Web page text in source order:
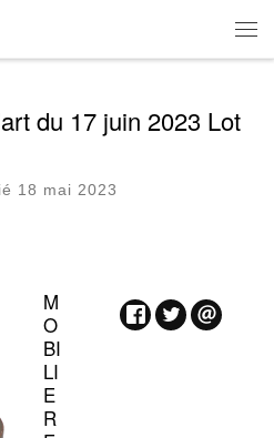
du 17 juin 2023 Lot
18 mai 2023
M
O
BI
LI
E
R